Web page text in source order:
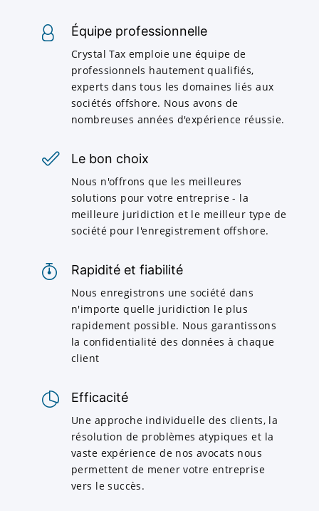
Équipe professionnelle
Crystal Tax emploie une équipe de
professionnels hautement qualifiés,
experts dans tous les domaines liés aux
sociétés offshore. Nous avons de
nombreuses années d'expérience réussie.
Le bon choix
Nous n'offrons que les meilleures
solutions pour votre entreprise - la
meilleure juridiction et le meilleur type de
société pour l'enregistrement offshore.
Rapidité et fiabilité
Nous enregistrons une société dans
n'importe quelle juridiction le plus
rapidement possible. Nous garantissons
la confidentialité des données à chaque
client
Efficacité
Une approche individuelle des clients, la
résolution de problèmes atypiques et la
vaste expérience de nos avocats nous
permettent de mener votre entreprise
vers le succès.